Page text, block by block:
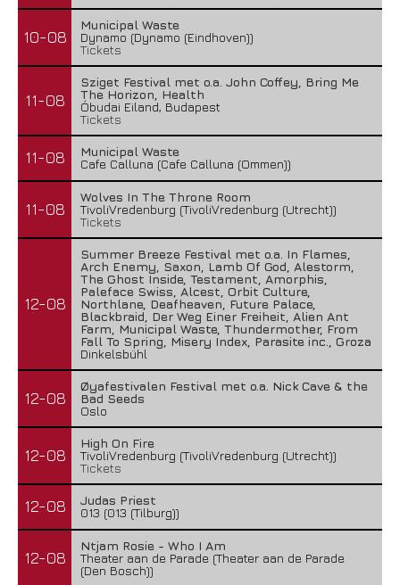
10-08
Municipal Waste
Dynamo (Dynamo (Eindhoven))
Tickets
11-08
Sziget Festival met o.a. John Coffey, Bring Me
The Horizon, Health
Óbudai Eiland, Budapest
Tickets
11-08
Municipal Waste
Cafe Calluna (Cafe Calluna (Ommen))
11-08
Wolves In The Throne Room
TivoliVredenburg (TivoliVredenburg (Utrecht))
Tickets
12-08
Summer Breeze Festival met o.a. In Flames,
Arch Enemy, Saxon, Lamb Of God, Alestorm,
The Ghost Inside, Testament, Amorphis,
Paleface Swiss, Alcest, Orbit Culture,
Northlane, Deafheaven, Future Palace,
Blackbraid, Der Weg Einer Freiheit, Alien Ant
Farm, Municipal Waste, Thundermother, From
Fall To Spring, Misery Index, Parasite inc., Groza
Dinkelsbühl
12-08
Øyafestivalen Festival met o.a. Nick Cave & the
Bad Seeds
Oslo
12-08
High On Fire
TivoliVredenburg (TivoliVredenburg (Utrecht))
Tickets
12-08
Judas Priest
013 (013 (Tilburg))
12-08
Ntjam Rosie - Who I Am
Theater aan de Parade (Theater aan de Parade
(Den Bosch))